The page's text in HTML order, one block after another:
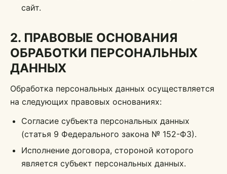
сайт.
2. ПРАВОВЫЕ ОСНОВАНИЯ
ОБРАБОТКИ ПЕРСОНАЛЬНЫХ
ДАННЫХ
Обработка персональных данных осуществляется
на следующих правовых основаниях:
Согласие субъекта персональных данных
(статья 9 Федерального закона № 152-ФЗ).
Исполнение договора, стороной которого
является субъект персональных данных.